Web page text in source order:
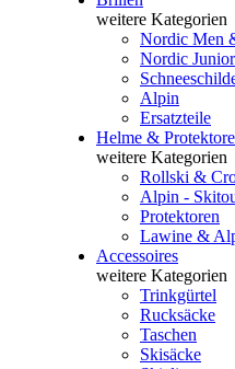
weitere Kategorien
Nordic Men
Nordic Junior
Alpin
Ersatzteile
Helme &
weitere Kategorien
Rollski &
Alpin -
Protektoren
Lawine &
Accessoires
weitere Kategorien
Trinkgürtel
Rucksäcke
Taschen
Skisäcke